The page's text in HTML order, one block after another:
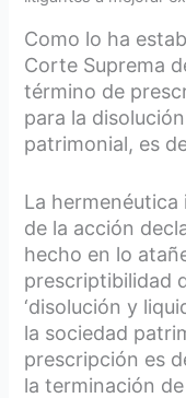
Como lo ha
Corte Suprema
término de
para la
patrimonial, es
La
de la acción
hecho en lo
prescriptibilidad
‘disolución y
la sociedad
prescripción es
la terminación